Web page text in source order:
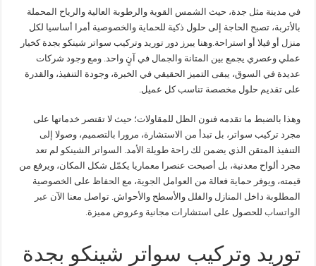
2027
مغلقة
في مدينة مثل جدة، حيث الشمس القوية والرطوبة العالية والرياح المحملة
بالأتربة، تصبح الحاجة إلى حلول ذكية للحماية والخصوصية أمرا أساسيا لكل
منزل أو فيلا أو استراحة.وهنا يبرز دور توريد وتركيب سواتر شينكو بجدة كخيار
عملي وعصري يجمع بين المتانة والجمال في آنٍ واحد. ومع وجود شركات
عديدة في السوق، يبقى التميز الحقيقي في الخبرة، وجودة التنفيذ، والقدرة
على تقديم حلول مخصصة تناسب كل عميل.
وهذا بالضبط ما تقدمه فنون الظل للمقاولات؛ حيث لا تقتصر خدماتها على
مجرد تركيب سواتر، بل تبدأ من الاستشارة، مرورا بالتصميم، وصولا إلى
التنفيذ المتقن الذي يضمن لك راحة طويلة الأمد. السواتر الشينكو لم تعد
مجرد ألواح معدنية، بل أصبحت عنصرا معماريا يكمّل شكل المكان، ويرفع من
قيمته، ويوفر حماية فعالة من العوامل الجوية، مع الحفاظ على الخصوصية
المطلوبة داخل المنازل والفلل والأسطح والأحواش. تواصل معنا الآن عبر
الواتساب للحصول على استشارات مجانية وعروض مميزة.
توريد وتركيب سواتر شينكو بجدة